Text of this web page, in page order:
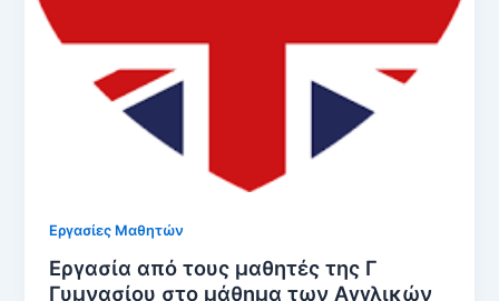
Εργασίες Μαθητών
Εργασία από τους μαθητές της Γ
Γυμνασίου στο μάθημα των Αγγλικών